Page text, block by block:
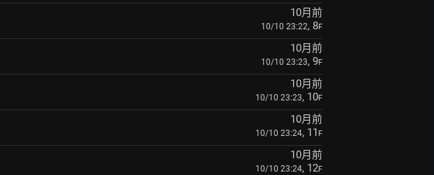
10月前
10/10 23:22, 8F
10月前
10/10 23:23, 9F
10月前
10/10 23:23, 10F
10月前
10/10 23:24, 11 F
10月前
10/10 23:24, 12F